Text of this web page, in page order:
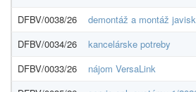
DFBV/0038/26
demontáž a montáž
DFBV/0034/26
kancelárske potreby
DFBV/0033/26
nájom VersaLink